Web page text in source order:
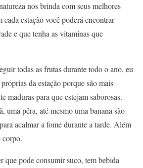
nos brinda com seus melhores
cada estação você poderá encontrar
e que tenha as vitaminas que
todas as frutas durante todo o ano, eu
da estação porque são mais
maduras para que estejam saborosas.
uma pêra, até mesmo uma banana são
acalmar a fome durante a tarde. Além
corpo.
que pode consumir suco, tem bebida